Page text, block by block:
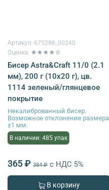
Артикул: 675288_00240
Оценка: ★★★★☆
Бисер Astra&Craft 11/0 (2.1
мм), 200 г (10х20 г), цв.
1114 зеленый/глянцевое
покрытие
Некалиброванный бисер.
Возможное отклонение размера
±1 мм.
В наличии: 485 упак
365 ₽ 384 ₽ с НДС 5%
В корзину